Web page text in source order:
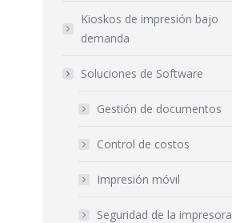
Kioskos de impresión bajo
demanda
Soluciones de Software
Gestión de documentos
Control de costos
Impresión móvil
Seguridad de la impresora